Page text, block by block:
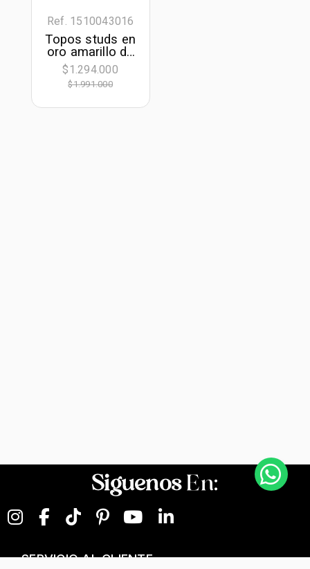
Ref. 1510043016
Topos studs en
oro amarillo de
18 Kilates,
Bisel, con 2
onix centrales
$1.294.000
$1.991.000
SiguenosEn:
SERVICIO AL CLIENTE